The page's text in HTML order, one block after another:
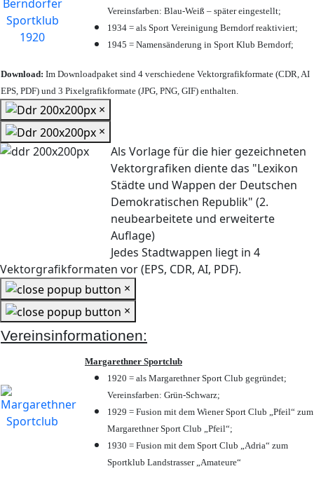
Vereinsfarben: Blau-Weiß – später eingestellt;
1934 = als Sport Vereinigung Berndorf reaktiviert;
1945 = Namensänderung in Sport Klub Berndorf;
Download: Im Downloadpaket sind 4 verschiedene Vektorgrafikformate (CDR, AI
EPS, PDF) und 3 Pixelgrafikformate (JPG, PNG, GIF) enthalten.
×
×
Als Vorlage für die hier gezeichneten
Vektorgrafiken diente das "Lexikon
Städte und Wappen der Deutschen
Demokratischen Republik" (2.
neubearbeitete und erweiterte
Auflage)
Jedes Stadtwappen liegt in 4
Vektorgrafikformaten vor (EPS, CDR, AI, PDF).
×
×
Vereinsinformationen:
Margarethner Sportclub
1920 = als Margarethner Sport Club gegründet;
Vereinsfarben: Grün-Schwarz;
1929 = Fusion mit dem Wiener Sport Club „Pfeil“ zum
Margarethner Sport Club „Pfeil“;
1930 = Fusion mit dem Sport Club „Adria“ zum
Sportklub Landstrasser „Amateure“